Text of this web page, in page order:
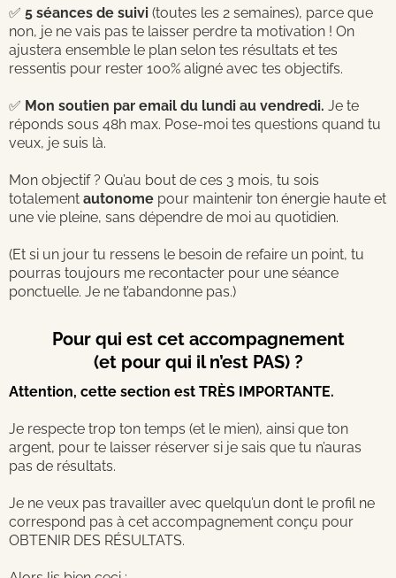
✅ 5 séances de suivi (toutes les 2 semaines), parce que
non, je ne vais pas te laisser perdre ta motivation ! On
ajustera ensemble le plan selon tes résultats et tes
ressentis pour rester 100% aligné avec tes objectifs.
✅ Mon soutien par email du lundi au vendredi. Je te
réponds sous 48h max. Pose-moi tes questions quand tu
veux, je suis là.
Mon objectif ? Qu’au bout de ces 3 mois, tu sois
totalement autonome pour maintenir ton énergie haute et
une vie pleine, sans dépendre de moi au quotidien.
(Et si un jour tu ressens le besoin de refaire un point, tu
pourras toujours me recontacter pour une séance
ponctuelle. Je ne t’abandonne pas.)
Pour qui est cet accompagnement
(et pour qui il n’est PAS) ?
Attention, cette section est TRÈS IMPORTANTE.
Je respecte trop ton temps (et le mien), ainsi que ton
argent, pour te laisser réserver si je sais que tu n’auras
pas de résultats.
Je ne veux pas travailler avec quelqu’un dont le profil ne
correspond pas à cet accompagnement conçu pour
OBTENIR DES RÉSULTATS.